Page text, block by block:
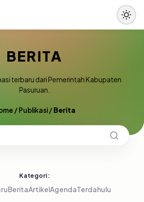
BERITA
terbaru dari Pemerintah Kabupaten
Pasuruan.
/Publikasi/Berita
Kategori:
BeritaArtikelAgendaTerdahulu